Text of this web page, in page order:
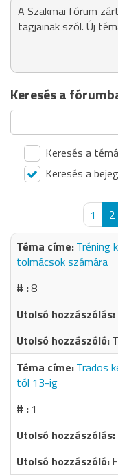
A Szakmai fórum
tagjainak szól. Új
Keresés a
Keresés a
Keresés a
1 2
Tréning
tolmácsok számára
8
Trados
tól 13-ig
1